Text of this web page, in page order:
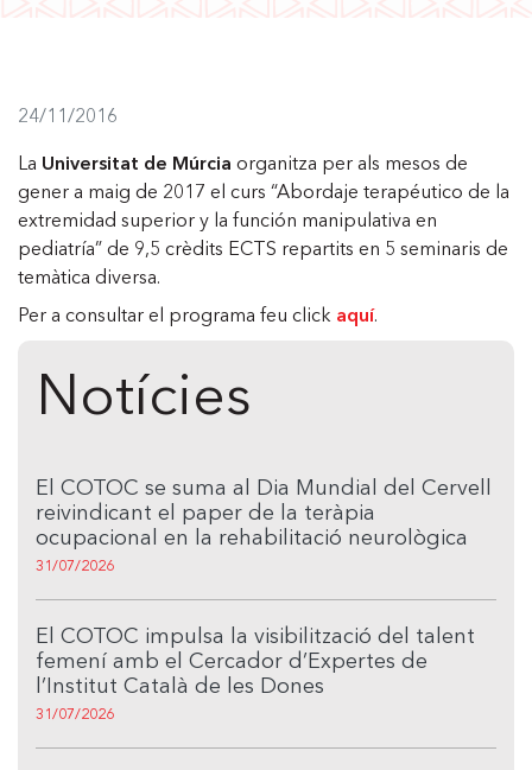
24/11/2016
La Universitat de Múrcia organitza per als mesos de
gener a maig de 2017 el curs “Abordaje terapéutico de la
extremidad superior y la función manipulativa en
pediatría” de 9,5 crèdits ECTS repartits en 5 seminaris de
temàtica diversa.
Per a consultar el programa feu click aquí.
Notícies
El COTOC se suma al Dia Mundial del Cervell
reivindicant el paper de la teràpia
ocupacional en la rehabilitació neurològica
31/07/2026
El COTOC impulsa la visibilització del talent
femení amb el Cercador d’Expertes de
l’Institut Català de les Dones
31/07/2026